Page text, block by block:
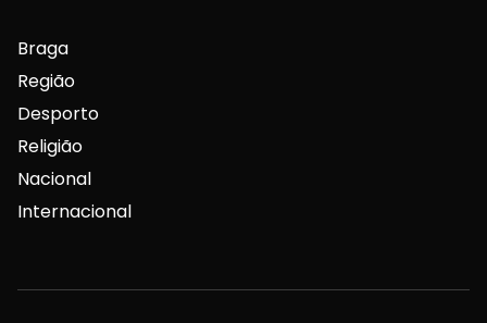
Braga
Região
Desporto
Religião
Nacional
Internacional